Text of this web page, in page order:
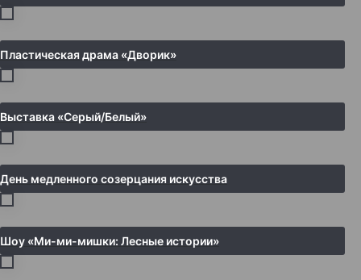
Пластическая драма «Дворик»
Выставка «Серый/Белый»
День медленного созерцания искусства
Шоу «Ми-ми-мишки: Лесные истории»